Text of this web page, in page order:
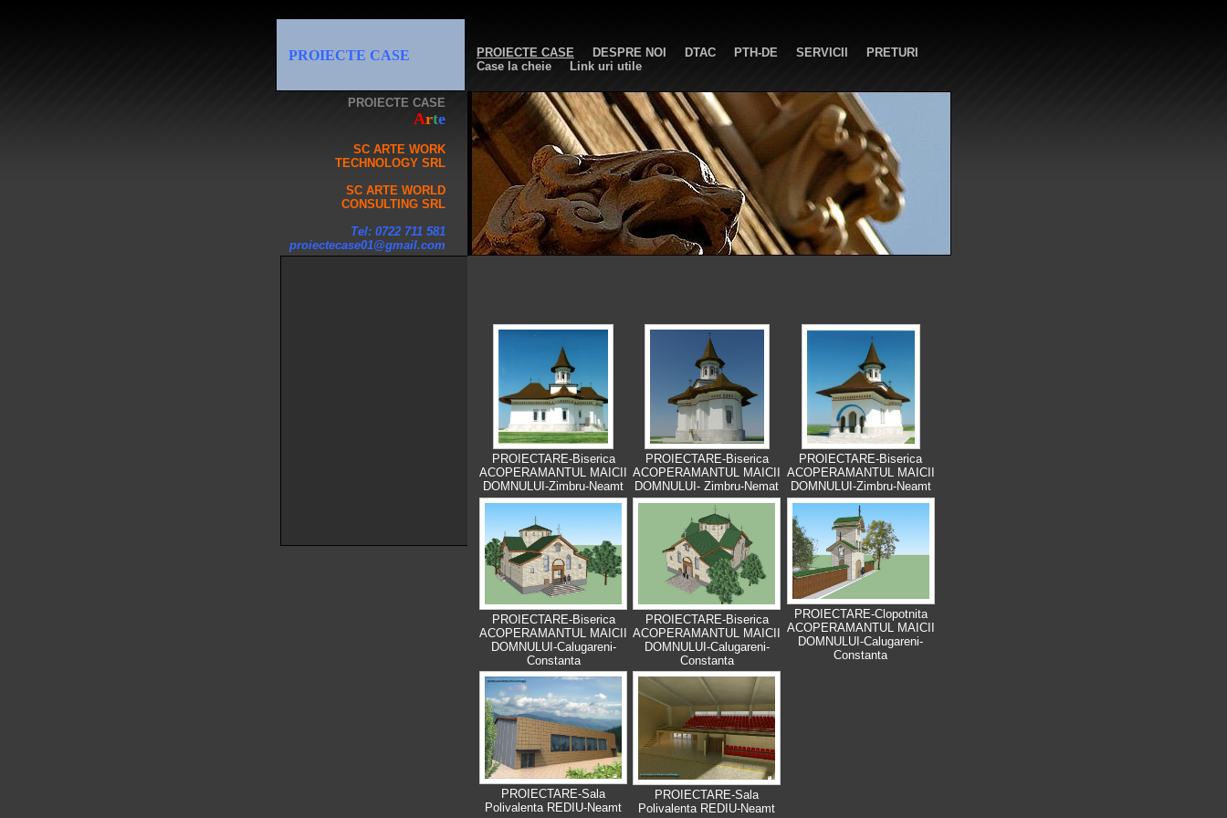
PROIECTE CASE PROIECTE CASE DESPRE NOI DTAC PTH-DE SERVICII
PRETURI
Case la cheie
Link uri utile
PROIECTE CASE
Arte
SC ARTE WORK
TECHNOLOGY SRL
SC ARTE WORLD
CONSULTING SRL
Tel: 0722 711 581
proiectecase01@gmail.com
PROIECTARE-Biserica
ACOPERAMANTUL MAICII
DOMNULUI-Zimbru-Neamt
PROIECTARE-Biserica
ACOPERAMANTUL MAICII
DOMNULUI- Zimbru-Nemat
PROIECTARE-Biserica
ACOPERAMANTUL MAICII
DOMNULUI-Zimbru-Neamt
PROIECTARE-Biserica
ACOPERAMANTUL MAICII
DOMNULUI-Calugareni-
Constanta
PROIECTARE-Biserica
ACOPERAMANTUL MAICII
DOMNULUI-Calugareni-
Constanta
PROIECTARE-Clopotnita
ACOPERAMANTUL MAICII
DOMNULUI-Calugareni-
Constanta
PROIECTARE-Sala
Polivalenta REDIU-Neamt
PROIECTARE-Sala
Polivalenta REDIU-Neamt